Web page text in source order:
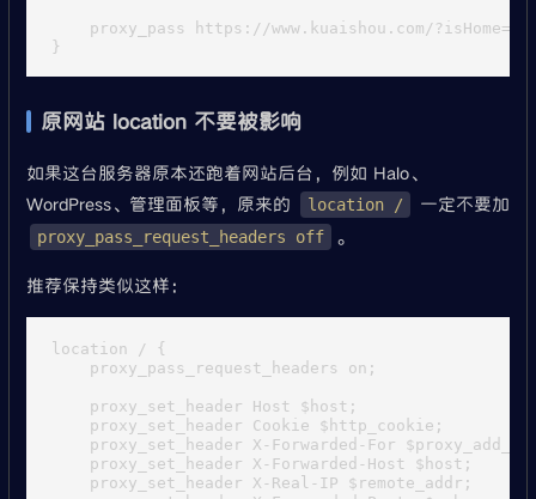
    proxy_pass https://www.kuaishou.com/?isHome=1;
原网站 location 不要被影响
如果这台服务器原本还跑着网站后台，例如 Halo、
WordPress、管理面板等，原来的
location / 一定不要加
proxy_pass_request_headers off 。
推荐保持类似这样：
location / {
    proxy_pass_request_headers on;
    proxy_set_header Host $host;
    proxy_set_header Cookie $http_cookie;
proxy_set_header X-Forwarded-For
    proxy_set_header X-Forwarded-Host $host;
    proxy_set_header X-Real-IP $remote_addr;